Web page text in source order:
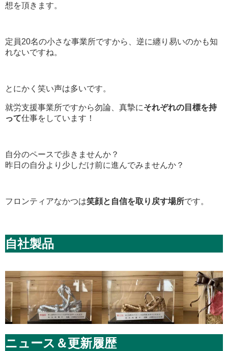
想を頂きます。
定員20名の小さな事業所ですから、逆に纏り易いのかも知
れないですね。
とにかく笑い声は多いです。
就労支援事業所ですから勿論、真摯にそれぞれの目標を持
って仕事をしています！
自分のペースで歩きませんか？
昨日の自分より少しだけ前に進んでみませんか？
フロンティアなかつは笑顔と自信を取り戻す場所です。
自社製品
ニュース＆更新履歴